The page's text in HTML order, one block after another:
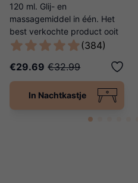
120 ml. Glij- en
massagemiddel in één. Het
best verkochte product ooit
van Ladies Night! (384)
€29.69 €32.99
In Nachtkastje